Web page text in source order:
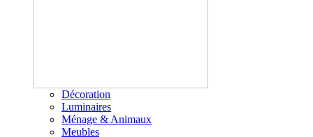
Décoration
Luminaires
Ménage & Animaux
Meubles